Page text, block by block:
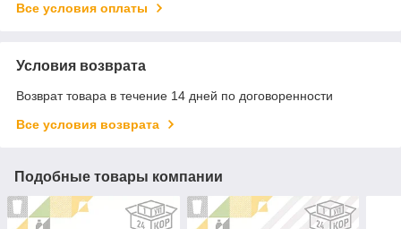
Все условия оплаты
Условия возврата
Возврат товара в течение 14 дней по договоренности
Все условия возврата
Подобные товары компании